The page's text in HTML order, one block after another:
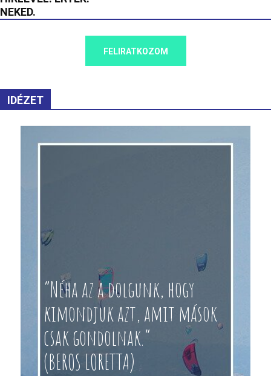
NEKED.
FELIRATKOZOM
IDÉZET
“Néha az a dolgunk, hogy
kimondjuk azt, amit mások
csak gondolnak.”
(BEROS LORETTA)